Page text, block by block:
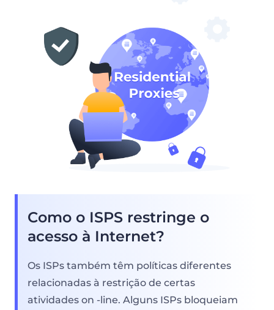
Como o ISPS restringe o
acesso à Internet?
Os ISPs também têm políticas diferentes
relacionadas à restrição de certas
atividades on -line. Alguns ISPs bloqueiam